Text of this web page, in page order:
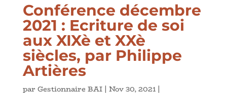
Conférence décembre
2021 : Ecriture de soi
aux XIXè et XXè
siècles, par Philippe
Artières
par Gestionnaire BAI| Nov 30, 2021|